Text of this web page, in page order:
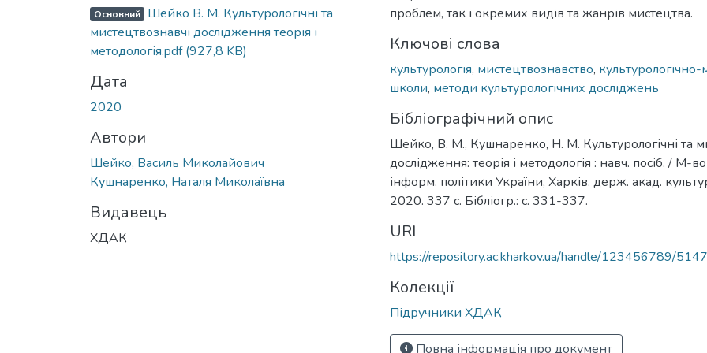
Основний Шейко В. М. Культурологічні та
мистецтвознавчі дослідження теорія і
методологія.pdf(927,8 KB)
Дата
2020
Автори
Шейко, Василь Миколайович
Кушнаренко, Наталя Миколаївна
Видавець
ХДАК
проблем, так і окремих видів та жанрів мистецтва.
Ключові слова
культурологія, мистецтвознавство,
школи, методи культурологічних досліджень
Бібліографічний опис
Шейко, В. М., Кушнаренко, Н. М. Культурологічні та
дослідження: теорія і методологія : навч. посіб. / М-
інформ. політики України, Харків. держ. акад.
2020. 337 с. Бібліогр.: с. 331-337.
URI
https://repository.ac.kharkov.ua/handle/123456789/5147
Колекції
Підручники ХДАК
Повна інформація про документ